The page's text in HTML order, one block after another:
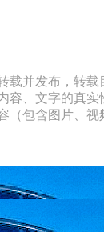
载并发布，转
容、文字的真
（包含图片、